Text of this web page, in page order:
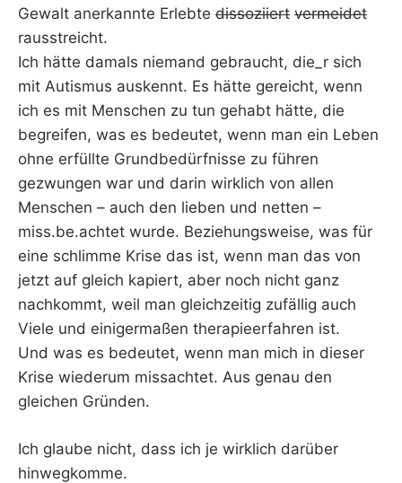
Gewalt anerkannte Erlebte dissoziiert vermeidet
rausstreicht.
Ich hätte damals niemand gebraucht, die_r sich
mit Autismus auskennt. Es hätte gereicht, wenn
ich es mit Menschen zu tun gehabt hätte, die
begreifen, was es bedeutet, wenn man ein Leben
ohne erfüllte Grundbedürfnisse zu führen
gezwungen war und darin wirklich von allen
Menschen – auch den lieben und netten –
miss.be.achtet wurde. Beziehungsweise, was für
eine schlimme Krise das ist, wenn man das von
jetzt auf gleich kapiert, aber noch nicht ganz
nachkommt, weil man gleichzeitig zufällig auch
Viele und einigermaßen therapieerfahren ist.
Und was es bedeutet, wenn man mich in dieser
Krise wiederum missachtet. Aus genau den
gleichen Gründen.
Ich glaube nicht, dass ich je wirklich darüber
hinwegkomme.